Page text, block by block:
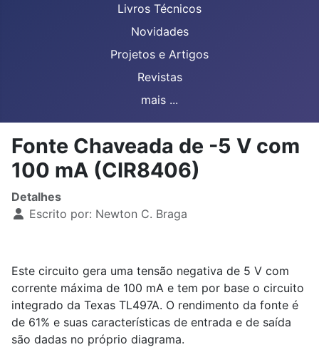
Livros Técnicos
Novidades
Projetos e Artigos
Revistas
mais ...
Fonte Chaveada de -5 V com
100 mA (CIR8406)
Detalhes
Escrito por: Newton C. Braga
Este circuito gera uma tensão negativa de 5 V com
corrente máxima de 100 mA e tem por base o circuito
integrado da Texas TL497A. O rendimento da fonte é
de 61% e suas características de entrada e de saída
são dadas no próprio diagrama.